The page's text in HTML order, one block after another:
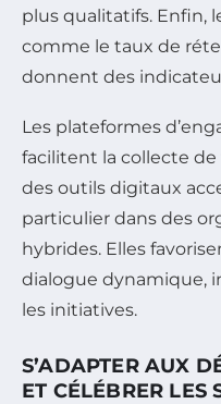
plus qualitatifs. Enfin,
comme le taux de
donnent des
Les plateformes
facilitent la collecte
des outils digitaux
particulier dans des
hybrides. Elles
dialogue dynamique,
les initiatives.
S’ADAPTER AUX
ET CÉLÉBRER LES